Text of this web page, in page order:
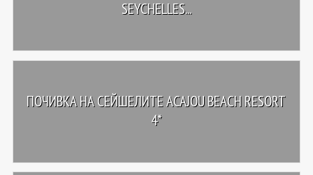
SEYCHELLES...
ПОЧИВКА НА СЕЙШЕЛИТЕ ACAJOU BEACH RESORT
4*